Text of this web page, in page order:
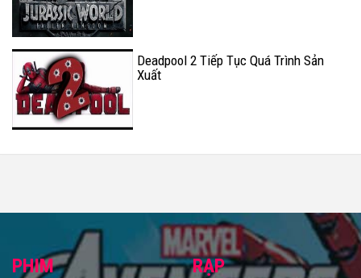
Deadpool 2 Tiếp Tục Quá Trình Sản
Xuất
PHIM RẠP